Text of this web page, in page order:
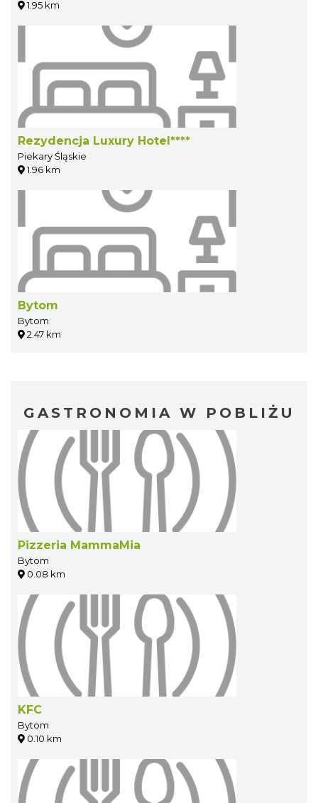
1.95 km
Rezydencja Luxury Hotel****
Piekary Śląskie
1.96 km
Bytom
Bytom
2.47 km
GASTRONOMIA W POBLIŻU
Pizzeria MammaMia
Bytom
0.08 km
KFC
Bytom
0.10 km